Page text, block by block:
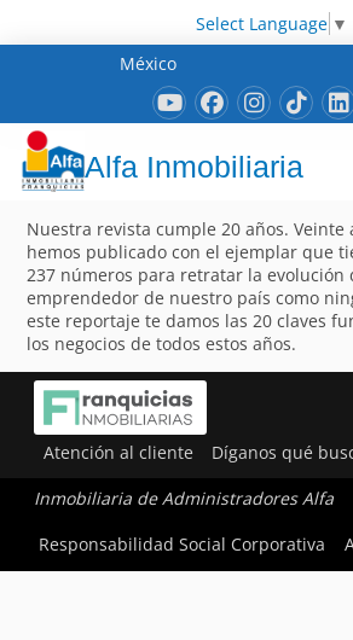
Select Language ▼
México
Alfa Inmobiliaria
Nuestra revista cumple 20 años. Veinte
hemos publicado con el ejemplar que
237 números para retratar la evolución
emprendedor de nuestro país como
este reportaje te damos las 20 claves
los negocios de todos estos años.
Atención al cliente Díganos qué
Inmobiliaria de Administradores Alfa
Responsabilidad Social Corporativa